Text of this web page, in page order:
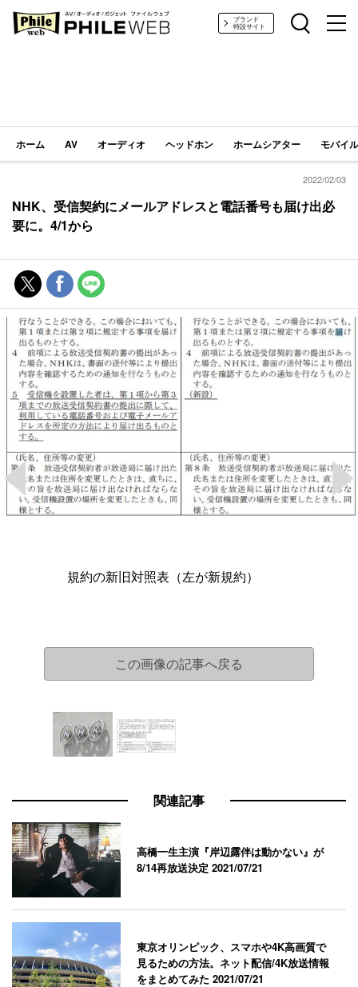
PHILE WEB｜AV/オーディオ/ガジェットブランド
特設サイト
ホーム AV オーディオ ヘッドホン ホームシアター モバイ
2022/02/03
NHK、受信契約にメールアドレスと電話番号も届け出必
要に。4/1から
規約の新旧対照表（左が新規約）
この画像の記事へ戻る
関連記事
高橋一生主演『岸辺露伴は動かない』が
8/14再放送決定2021/07/21
東京オリンピック、スマホや4K高画質で
見るための方法。ネット配信/4K放送情報
をまとめてみた2021/07/21